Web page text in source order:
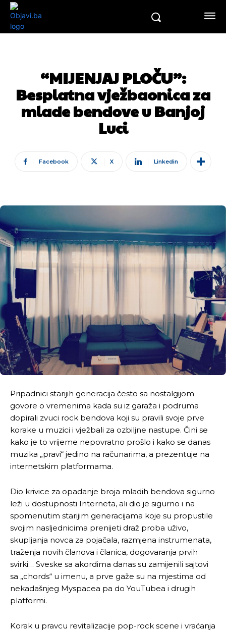
“MIJENJAJ PLOČU”:
Besplatna vježbaonica za
mlade bendove u Banjoj
Luci
Facebook X Linkedin
Pripadnici starijih generacija često sa nostalgijom
govore o vremenima kada su iz garaža i podruma
dopirali zvuci rock bendova koji su pravili svoje prve
korake u muzici i vježbali za ozbiljne nastupe. Čini se
kako je to vrijeme nepovratno prošlo i kako se danas
muzika „pravi“ jedino na računarima, a prezentuje na
internetskim platformama.
Dio krivice za opadanje broja mladih bendova sigurno
leži u dostupnosti Interneta, ali dio je sigurno i na
spomenutim starijim generacijama koje su propustile
svojim nasljednicima prenijeti draž proba uživo,
skupljanja novca za pojačala, razmjena instrumenata,
traženja novih članova i članica, dogovaranja prvih
svirki… Sveske sa akordima danas su zamijenili sajtovi
sa „chords“ u imenu, a prve gaže su na mjestima od
nekadašnjeg Myspacea pa do YouTubea i drugih
platformi.
Korak u pravcu revitalizacije pop-rock scene i vraćanja